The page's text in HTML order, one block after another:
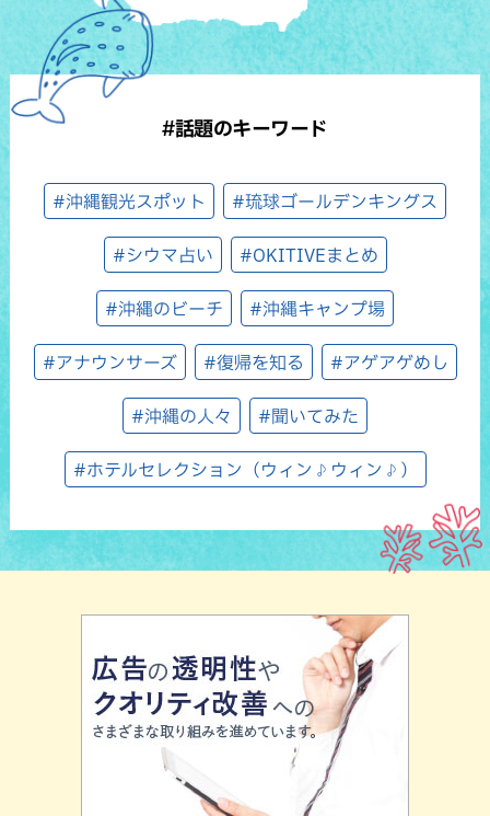
#話題のキーワード
#沖縄観光スポット #琉球ゴールデンキングス
#シウマ占い #OKITIVEまとめ
#沖縄のビーチ #沖縄キャンプ場
#アナウンサーズ #復帰を知る #アゲアゲめし
#沖縄の人々 #聞いてみた
#ホテルセレクション（ウィン♪ウィン♪）